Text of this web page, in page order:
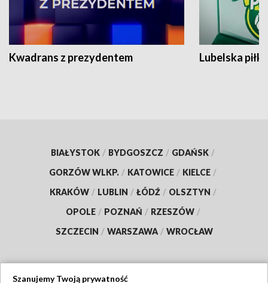
Kwadrans z prezydentem Lubelska piłka
BIAŁYSTOK / BYDGOSZCZ / GDAŃSK /
GORZÓW WLKP. / KATOWICE / KIELCE /
KRAKÓW / LUBLIN / ŁÓDŹ / OLSZTYN /
OPOLE / POZNAŃ / RZESZÓW /
SZCZECIN / WARSZAWA / WROCŁAW
Szanujemy Twoją prywatność